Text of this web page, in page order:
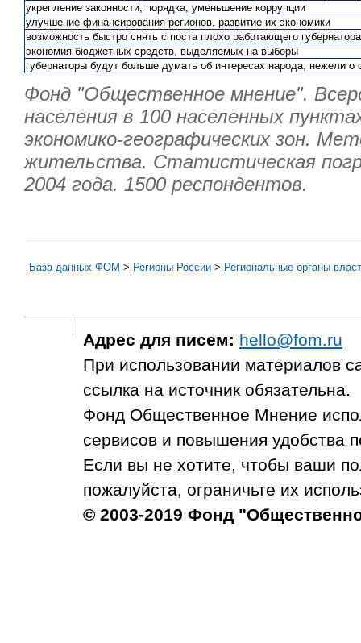
укрепление законности, порядка, уменьшение коррупции
улучшение финансирования регионов, развитие их экономики
возможность быстро снять с поста плохо работающего губернатора
экономия бюджетных средств, выделяемых на выборы
губернаторы будут больше думать об интересах народа, нежели о
Фонд "Общественное мнение".
населения в 100 населенных
экономико-географических зон.
жительства. Статистическая
2004 года. 1500 респондентов.
База данных ФОМ > Регионы России > Региональные органы
Адрес для писем: hello@fom.ru
При использовании материалов
ссылка на источник обязательна.
Фонд Общественное Мнение
сервисов и повышения удобства
Если вы не хотите, чтобы ваши
пожалуйста, ограничьте их
© 2003-2019 Фонд